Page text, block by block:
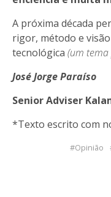
A próxima década
rigor, método e
tecnológica (um
José Jorge Paraíso
Senior Adviser
*Texto escrito com
Opinião